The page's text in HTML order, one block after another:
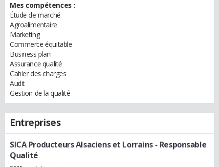
Mes compétences :
Étude de marché
Agroalimentaire
Marketing
Commerce équitable
Business plan
Assurance qualité
Cahier des charges
Audit
Gestion de la qualité
Entreprises
SICA Producteurs Alsaciens et Lorrains - Responsable
Qualité